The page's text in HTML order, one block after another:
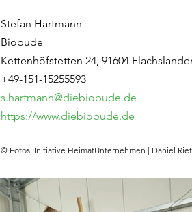
Stefan Hartmann
Biobude
Kettenhöfstetten 24, 91604
+49-151-15255593
s.hartmann@diebiobude.de
https://www.diebiobude.de
© Fotos: Initiative HeimatUnternehmen | Daniel